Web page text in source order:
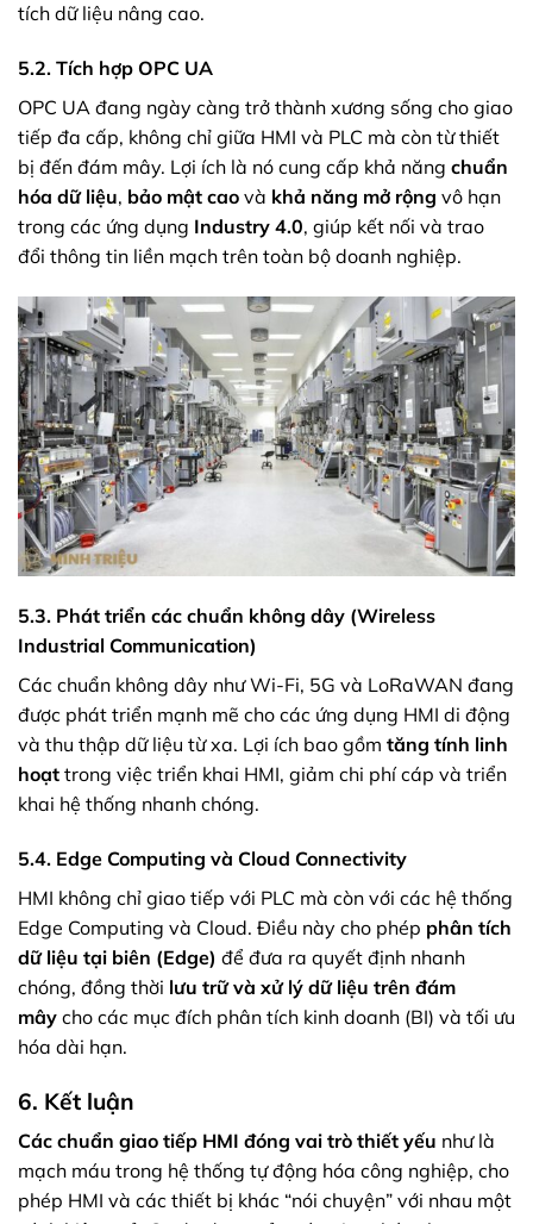
tích dữ liệu nâng cao.
5.2. Tích hợp OPC UA
OPC UA đang ngày càng trở thành xương sống cho giao
tiếp đa cấp, không chỉ giữa HMI và PLC mà còn từ thiết
bị đến đám mây. Lợi ích là nó cung cấp khả năng chuẩn
hóa dữ liệu, bảo mật cao và khả năng mở rộng vô hạn
trong các ứng dụng Industry 4.0, giúp kết nối và trao
đổi thông tin liền mạch trên toàn bộ doanh nghiệp.
5.3. Phát triển các chuẩn không dây (Wireless
Industrial Communication)
Các chuẩn không dây như Wi-Fi, 5G và LoRaWAN đang
được phát triển mạnh mẽ cho các ứng dụng HMI di động
và thu thập dữ liệu từ xa. Lợi ích bao gồm tăng tính linh
hoạt trong việc triển khai HMI, giảm chi phí cáp và triển
khai hệ thống nhanh chóng.
5.4. Edge Computing và Cloud Connectivity
HMI không chỉ giao tiếp với PLC mà còn với các hệ thống
Edge Computing và Cloud. Điều này cho phép phân tích
dữ liệu tại biên (Edge) để đưa ra quyết định nhanh
chóng, đồng thời lưu trữ và xử lý dữ liệu trên đám
mây cho các mục đích phân tích kinh doanh (BI) và tối ưu
hóa dài hạn.
6. Kết luận
Các chuẩn giao tiếp HMI đóng vai trò thiết yếu như là
mạch máu trong hệ thống tự động hóa công nghiệp, cho
phép HMI và các thiết bị khác “nói chuyện” với nhau một